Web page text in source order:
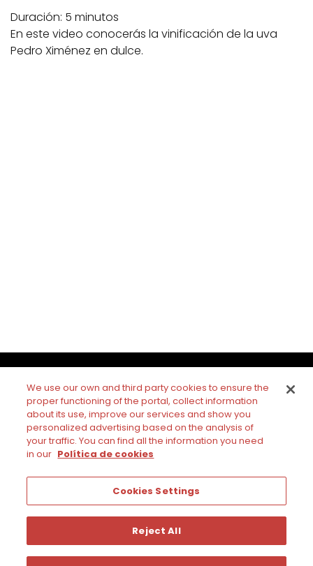
Duración: 5 minutos
En este video conocerás la vinificación de la uva
Pedro Ximénez en dulce.
El vino solo se disfruta con moderación
Síguenos
We use our own and third party cookies to ensure the
proper functioning of the portal, collect information
about its use, improve our services and show you
personalized advertising based on the analysis of
your traffic. You can find all the information you need
in our Política de cookies
Cookies Settings
Reject All